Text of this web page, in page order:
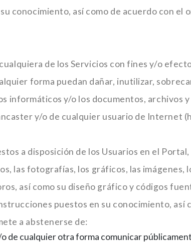
conocimiento, así como de acuerdo con el
de los Servicios con fines y/o
forma puedan dañar, inutilizar,
informáticos y/o los documentos, archivos
y/o de cualquier usuario de Internet
a disposición de los Usuarios en el
las fotografías, los gráficos, las imágenes,
así como su diseño gráfico y códigos
puestos en su conocimiento, así
a abstenerse de:
de cualquier otra forma comunicar